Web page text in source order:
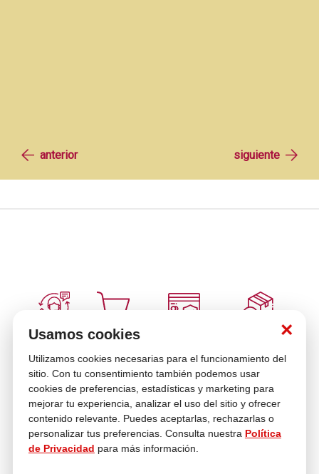
×
Usamos cookies
Utilizamos cookies necesarias para el funcionamiento del
sitio. Con tu consentimiento también podemos usar
cookies de preferencias, estadísticas y marketing para
mejorar tu experiencia, analizar el uso del sitio y ofrecer
contenido relevante. Puedes aceptarlas, rechazarlas o
personalizar tus preferencias. Consulta nuestra Política
de Privacidad para más información.
Venta
Compra con
Asesoría
En tus compras